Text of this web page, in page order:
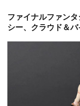
ファイナルファン
シー、クラウド＆